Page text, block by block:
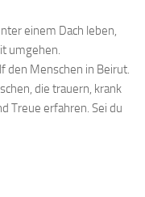
einem Dach leben,
umgehen.
den Menschen in Beirut.
die trauern, krank
Treue erfahren. Sei du